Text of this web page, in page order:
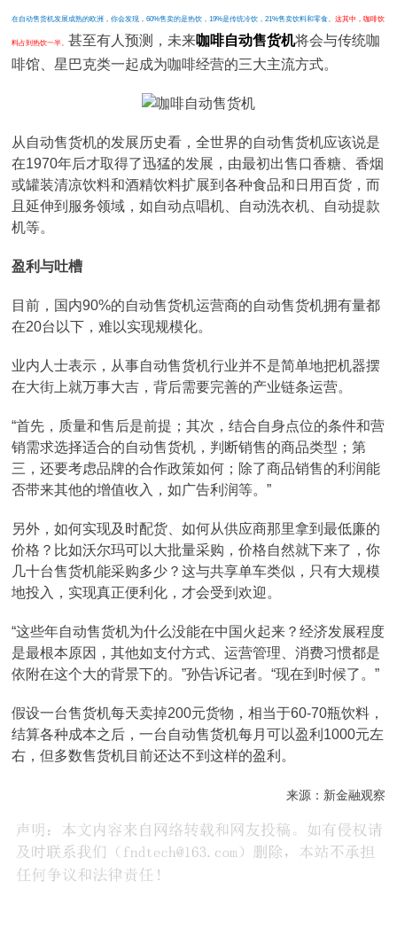
在自动售货机发展成熟的欧洲，你会发现，60%售卖的是热饮，19%是传统冷饮，21%售卖饮料和零食。这其中，咖啡饮
料占到热饮一半。甚至有人预测，未来咖啡自动售货机将会与传统咖
啡馆、星巴克类一起成为咖啡经营的三大主流方式。
从自动售货机的发展历史看，全世界的自动售货机应该说是
在1970年后才取得了迅猛的发展，由最初出售口香糖、香烟
或罐装清凉饮料和酒精饮料扩展到各种食品和日用百货，而
且延伸到服务领域，如自动点唱机、自动洗衣机、自动提款
机等。
盈利与吐槽
目前，国内90%的自动售货机运营商的自动售货机拥有量都
在20台以下，难以实现规模化。
业内人士表示，从事自动售货机行业并不是简单地把机器摆
在大街上就万事大吉，背后需要完善的产业链条运营。
“首先，质量和售后是前提；其次，结合自身点位的条件和营
销需求选择适合的自动售货机，判断销售的商品类型；第
三，还要考虑品牌的合作政策如何；除了商品销售的利润能
否带来其他的增值收入，如广告利润等。”
另外，如何实现及时配货、如何从供应商那里拿到最低廉的
价格？比如沃尔玛可以大批量采购，价格自然就下来了，你
几十台售货机能采购多少？这与共享单车类似，只有大规模
地投入，实现真正便利化，才会受到欢迎。
“这些年自动售货机为什么没能在中国火起来？经济发展程度
是最根本原因，其他如支付方式、运营管理、消费习惯都是
依附在这个大的背景下的。”孙告诉记者。“现在到时候了。”
假设一台售货机每天卖掉200元货物，相当于60-70瓶饮料，
结算各种成本之后，一台自动售货机每月可以盈利1000元左
右，但多数售货机目前还达不到这样的盈利。
来源：新金融观察